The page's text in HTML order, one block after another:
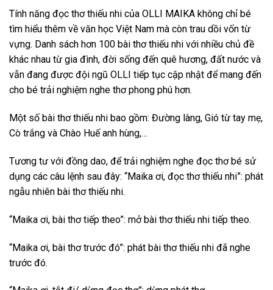
Tính năng đọc thơ thiếu nhi của OLLI MAIKA không chỉ bé
tìm hiểu thêm về văn học Việt Nam mà còn trau dồi vốn từ
vựng. Danh sách hơn 100 bài thơ thiếu nhi với nhiều chủ đề
khác nhau từ gia đình, đời sống đến quê hương, đất nước và
vẫn đang được đội ngũ OLLI tiếp tục cập nhật để mang đến
cho bé trải nghiệm nghe thơ phong phú hơn.
Một số bài thơ thiếu nhi bao gồm: Đường làng, Gió từ tay mẹ,
Cò trắng và Chào Huế anh hùng,…
Tương tư với đồng dao, để trải nghiệm nghe đọc thơ bé sử
dụng các câu lệnh sau đây: “Maika ơi, đọc thơ thiếu nhi”: phát
ngẫu nhiên bài thơ thiếu nhi.
“Maika ơi, bài thơ tiếp theo”: mở bài thơ thiếu nhi tiếp theo.
“Maika ơi, bài thơ trước đó”: phát bài thơ thiếu nhi đã nghe
trước đó.